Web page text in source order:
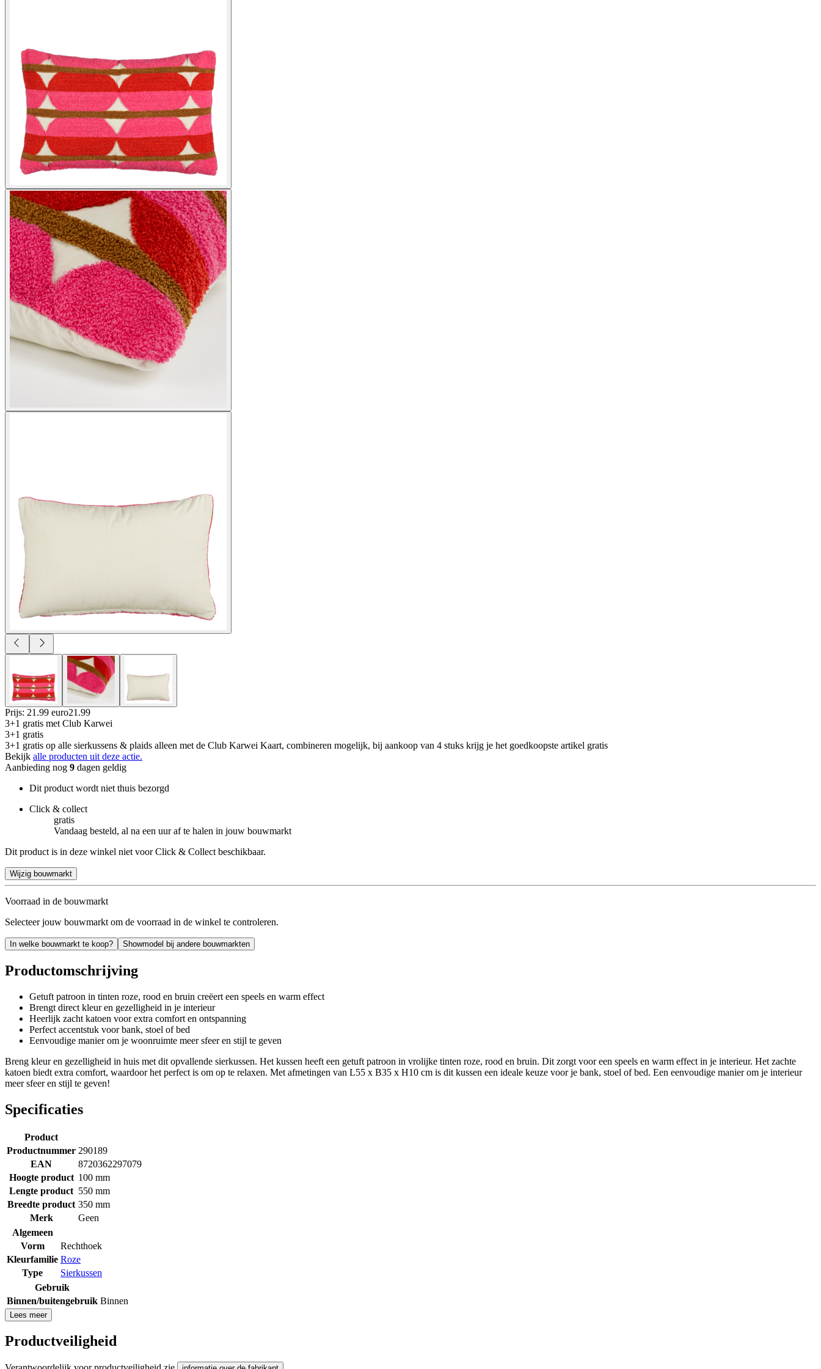
Prijs: 21.99 euro21 .99
3+1 gratis met Club Karwei
3+1 gratis
3+1 gratis op alle sierkussens & plaids alleen met de Club Karwei Kaart, combineren mogelijk, bij aankoop van 4 stuks krijg je het goedkoopste artikel gratis
Bekijk alle producten uit deze actie.
Aanbieding nog 9 dagen geldig
Dit product wordt niet thuis bezorgd
Click & collect
gratis
Vandaag besteld, al na een uur af te halen in jouw bouwmarkt
Dit product is in deze winkel niet voor Click & Collect beschikbaar.
Wijzig bouwmarkt
Voorraad in de bouwmarkt
Selecteer jouw bouwmarkt om de voorraad in de winkel te controleren.
In welke bouwmarkt te koop? Showmodel bij andere bouwmarkten
Productomschrijving
Getuft patroon in tinten roze, rood en bruin creëert een speels en warm effect
Brengt direct kleur en gezelligheid in je interieur
Heerlijk zacht katoen voor extra comfort en ontspanning
Perfect accentstuk voor bank, stoel of bed
Eenvoudige manier om je woonruimte meer sfeer en stijl te geven
Breng kleur en gezelligheid in huis met dit opvallende sierkussen. Het kussen heeft een getuft patroon in vrolijke tinten roze, rood en bruin. Dit zorgt voor een speels en warm effect in je interieur. Het zachte
katoen biedt extra comfort, waardoor het perfect is om op te relaxen. Met afmetingen van L55 x B35 x H10 cm is dit kussen een ideale keuze voor je bank, stoel of bed. Een eenvoudige manier om je interieur
meer sfeer en stijl te geven!
Specificaties
Product
Productnummer 290189
EAN
8720362297079
Hoogte product 100 mm
Lengte product 550 mm
Breedte product 350 mm
Merk
Geen
Algemeen
Vorm
Rechthoek
Kleurfamilie Roze
Type
Sierkussen
Gebruik
Binnen/buitengebruik Binnen
Lees meer
Productveiligheid